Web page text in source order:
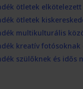
ötletek
ötletek
multikulturális
kreatív
szülőknek és idős